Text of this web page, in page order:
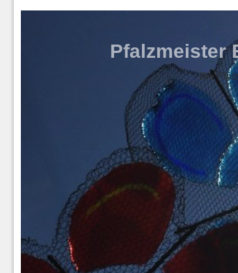
Pfalzmeister
Die